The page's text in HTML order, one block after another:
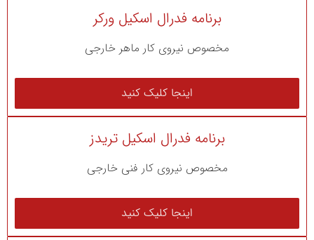
برنامه فدرال اسکیل ورکر
مخصوص نیروی کار ماهر خارجی
اینجا کلیک کنید
برنامه فدرال اسکیل تریدز
مخصوص نیروی کار فنی خارجی
اینجا کلیک کنید